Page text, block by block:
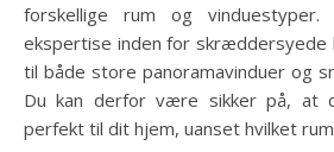
forskellige rum og vinduestyper.
ekspertise inden for skræddersyede
til både store panoramavinduer og
Du kan derfor være sikker på, at
perfekt til dit hjem, uanset hvilket